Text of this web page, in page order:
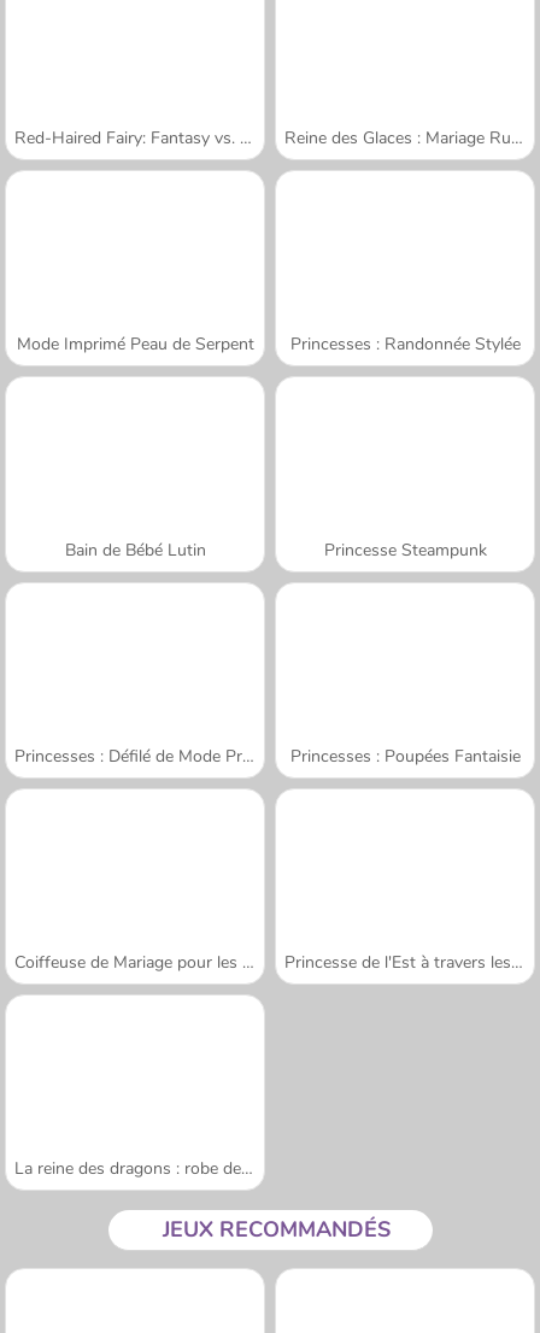
Red-Haired Fairy: Fantasy vs. Reality Reine des Glaces : Mariage Ruiné
Mode Imprimé Peau de Serpent Princesses : Randonnée Stylée
Bain de Bébé Lutin Princesse Steampunk
Princesses : Défilé de Mode Printanier Princesses : Poupées Fantaisie
Coiffeuse de Mariage pour les Princesses Princesse de l'Est à travers les âges
La reine des dragons : robe de mariée
JEUX RECOMMANDÉS